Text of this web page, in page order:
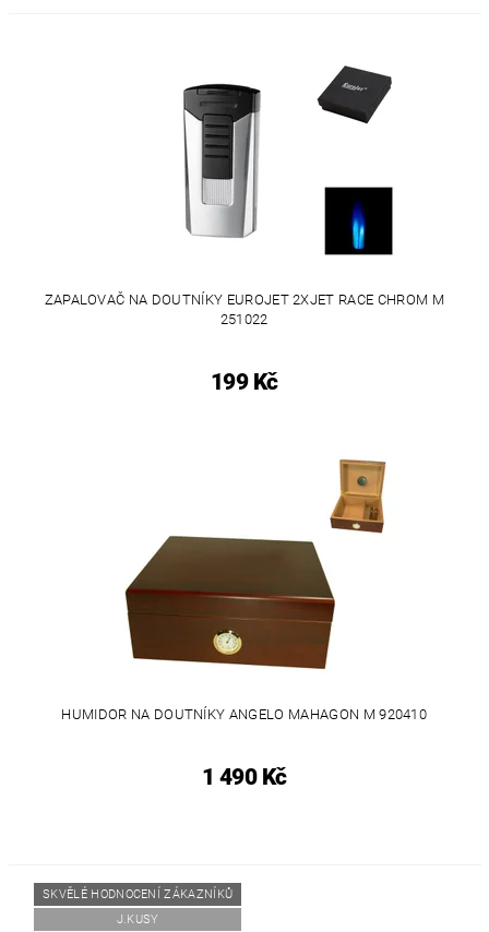
ZAPALOVAČ NA DOUTNÍKY EUROJET 2XJET RACE CHROM M
251022
199 Kč
HUMIDOR NA DOUTNÍKY ANGELO MAHAGON M 920410
1 490 Kč
SKVĚLÉ HODNOCENÍ ZÁKAZNÍKŮ
J.KUSY